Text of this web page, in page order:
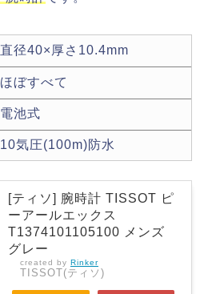
直径40×厚さ10.4mm
ほぼすべて
電池式
10気圧(100m)防水
[ティソ] 腕時計 TISSOT ピ
ーアールエックス
T1374101105100 メンズ
グレー
created by Rinker
TISSOT(ティソ)